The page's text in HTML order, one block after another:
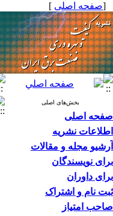
[صفحه اصلی ]
بخش‌های اصلی
صفحه اصلی
اطلاعات نشریه
آرشیو مجله و مقالات
برای نویسندگان
برای داوران
ثبت نام و اشتراک
صاحب امتیاز